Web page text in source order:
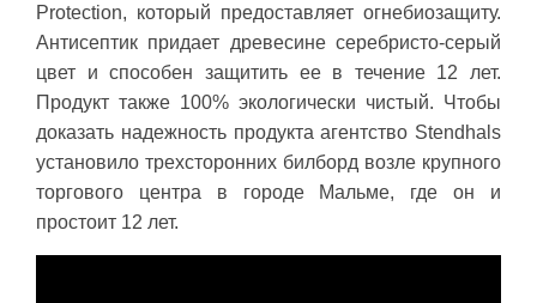
Protection, который предоставляет огнебиозащиту.
Антисептик придает древесине серебристо-серый
цвет и способен защитить ее в течение 12 лет.
Продукт также 100% экологически чистый. Чтобы
доказать надежность продукта агентство Stendhals
установило трехсторонних билборд возле крупного
торгового центра в городе Мальме, где он и
простоит 12 лет.